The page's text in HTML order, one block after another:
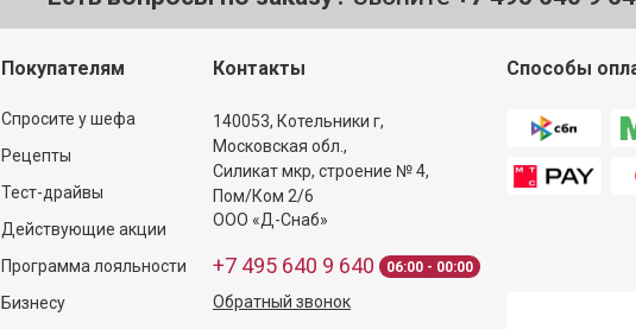
Покупателям
Спросите у шефа
Рецепты
Тест-драйвы
Действующие акции
Программа лояльности
Бизнесу
Контакты
140053, Котельники г,
Московская обл.,
Силикат мкр, строение № 4,
Пом/Ком 2/6
ООО «Д-Снаб»
+7 495 640 9 640 06:00 - 00:00
Обратный звонок
Способы